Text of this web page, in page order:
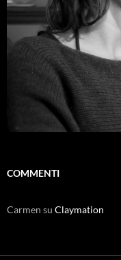
COMMENTI
Carmen su Claymation